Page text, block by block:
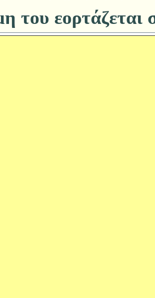
του εορτάζεται